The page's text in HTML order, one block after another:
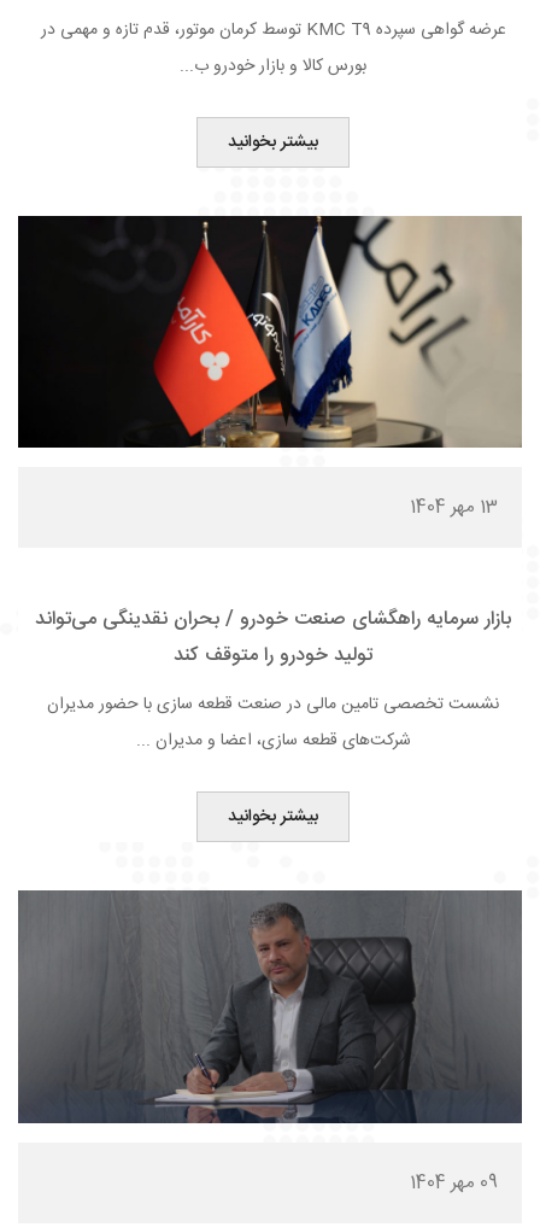
عرضه گواهی سپرده KMC T9 توسط کرمان موتور، قدم تازه و مهمی در
بورس کالا و بازار خودرو ب...
بیشتر بخوانید
13 مهر 1404
بازار سرمایه راهگشای صنعت خودرو / بحران نقدینگی می‌تواند
تولید خودرو را متوقف کند
نشست تخصصی تامین مالی در صنعت قطعه سازی با حضور مدیران
شرکت‌های قطعه سازی، اعضا و مدیران ...
بیشتر بخوانید
09 مهر 1404